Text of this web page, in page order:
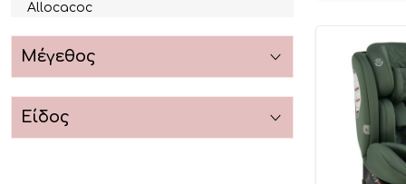
Allocacoc
Alzira
Angel Wings
Μέγεθος
Είδος